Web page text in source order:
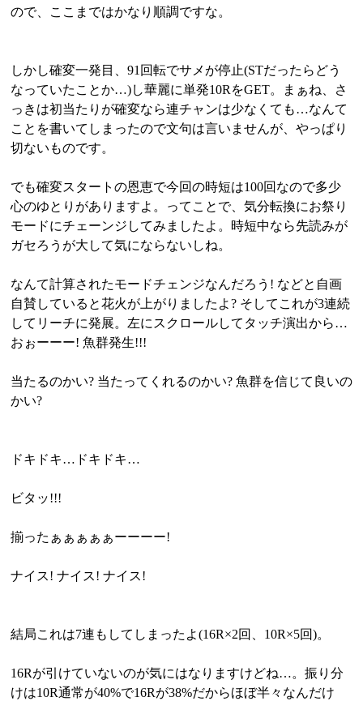
ので、ここまではかなり順調ですな。
しかし確変一発目、91回転でサメが停止(STだったらどう
なっていたことか…)し華麗に単発10RをGET。まぁね、さ
っきは初当たりが確変なら連チャンは少なくても…なんて
ことを書いてしまったので文句は言いませんが、やっぱり
切ないものです。
でも確変スタートの恩恵で今回の時短は100回なので多少
心のゆとりがありますよ。ってことで、気分転換にお祭り
モードにチェーンジしてみましたよ。時短中なら先読みが
ガセろうが大して気にならないしね。
なんて計算されたモードチェンジなんだろう! などと自画
自賛していると花火が上がりましたよ? そしてこれが3連続
してリーチに発展。左にスクロールしてタッチ演出から…
おぉーーー! 魚群発生!!!
当たるのかい? 当たってくれるのかい? 魚群を信じて良いの
かい?
ドキドキ…ドキドキ…
ビタッ!!!
揃ったぁぁぁぁぁーーーー!
ナイス! ナイス! ナイス!
結局これは7連もしてしまったよ(16R×2回、10R×5回)。
16Rが引けていないのが気にはなりますけどね…。振り分
けは10R通常が40%で16Rが38%だからほぼ半々なんだけ